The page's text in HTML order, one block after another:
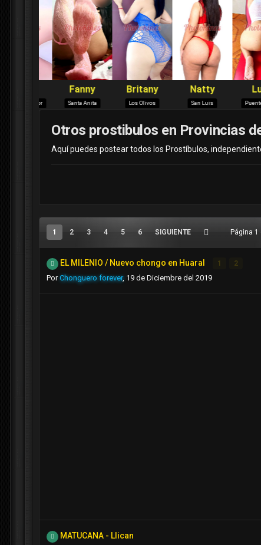
Otros prostibulos en Provincias
Aquí puedes postear todos los Prostíbulos,
1 2 3 4 5 6 SIGUIENTE Página 1
EL MILENIO / Nuevo chongo en Huaral 1 2
PorChonguero forever, 19 de Diciembre del 2019
MATUCANA - Llican